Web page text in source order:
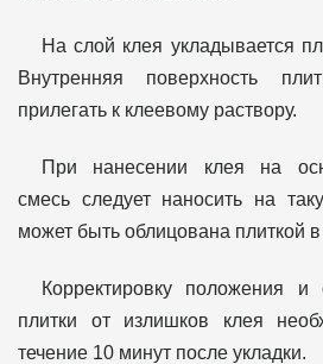
На слой клея укладывается
Внутренняя поверхность
прилегать к клеевому раствору.
При нанесении клея на
смесь следует наносить на
может быть облицована плиткой в
Корректировку положения и
плитки от излишков клея
течение 10 минут после укладки.